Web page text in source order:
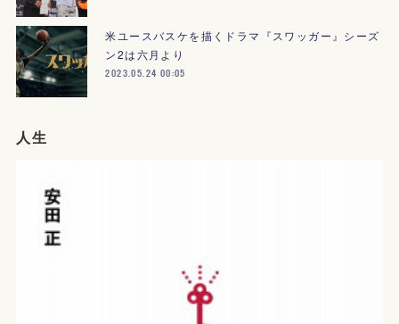
米ユースバスケを描くドラマ『スワッガー』シーズ
ン2は六月より
2023.05.24 00:05
人生